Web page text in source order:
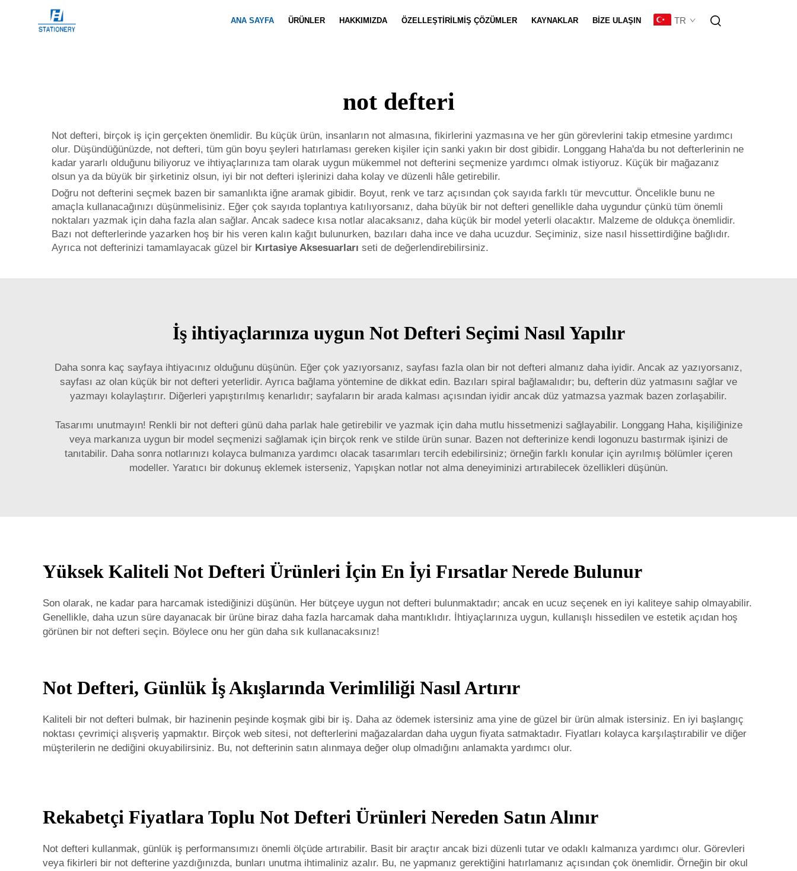
ANA SAYFA ÜRÜNLER HAKKIMIZDA ÖZELLEŞTIRILMIŞ ÇÖZÜMLER KAYNAKLAR BIZE ULAŞIN TR
not defteri
Not defteri, birçok iş için gerçekten önemlidir. Bu küçük ürün, insanların not almasına, fikirlerini yazmasına ve her gün görevlerini takip etmesine yardımcı
olur. Düşündüğünüzde, not defteri, tüm gün boyu şeyleri hatırlaması gereken kişiler için sanki yakın bir dost gibidir. Longgang Haha'da bu not defterlerinin ne
kadar yararlı olduğunu biliyoruz ve ihtiyaçlarınıza tam olarak uygun mükemmel not defterini seçmenize yardımcı olmak istiyoruz. Küçük bir mağazanız
olsun ya da büyük bir şirketiniz olsun, iyi bir not defteri işlerinizi daha kolay ve düzenli hâle getirebilir.
Doğru not defterini seçmek bazen bir samanlıkta iğne aramak gibidir. Boyut, renk ve tarz açısından çok sayıda farklı tür mevcuttur. Öncelikle bunu ne
amaçla kullanacağınızı düşünmelisiniz. Eğer çok sayıda toplantıya katılıyorsanız, daha büyük bir not defteri genellikle daha uygundur çünkü tüm önemli
noktaları yazmak için daha fazla alan sağlar. Ancak sadece kısa notlar alacaksanız, daha küçük bir model yeterli olacaktır. Malzeme de oldukça önemlidir.
Bazı not defterlerinde yazarken hoş bir his veren kalın kağıt bulunurken, bazıları daha ince ve daha ucuzdur. Seçiminiz, size nasıl hissettirdiğine bağlıdır.
Ayrıca not defterinizi tamamlayacak güzel bir Kırtasiye Aksesuarları seti de değerlendirebilirsiniz.
İş ihtiyaçlarınıza uygun Not Defteri Seçimi Nasıl Yapılır
Daha sonra kaç sayfaya ihtiyacınız olduğunu düşünün. Eğer çok yazıyorsanız, sayfası fazla olan bir not defteri almanız daha iyidir. Ancak az yazıyorsanız,
sayfası az olan küçük bir not defteri yeterlidir. Ayrıca bağlama yöntemine de dikkat edin. Bazıları spiral bağlамalıdır; bu, defterin düz yatmasını sağlar ve
yazmayı kolaylaştırır. Diğerleri yapıştırılmış kenarlıdır; sayfaların bir arada kalması açısından iyidir ancak düz yatmazsa yazmak bazen zorlaşabilir.
Tasarımı unutmayın! Renkli bir not defteri günü daha parlak hale getirebilir ve yazmak için daha mutlu hissetmenizi sağlayabilir. Longgang Haha, kişiliğinize
veya markanıza uygun bir model seçmenizi sağlamak için birçok renk ve stilde ürün sunar. Bazen not defterinize kendi logonuzu bastırmak işinizi de
tanıtabilir. Daha sonra notlarınızı kolayca bulmanıza yardımcı olacak tasarımları tercih edebilirsiniz; örneğin farklı konular için ayrılmış bölümler içeren
modeller. Yaratıcı bir dokunuş eklemek isterseniz, Yapışkan notlar not alma deneyiminizi artırabilecek özellikleri düşünün.
Yüksek Kaliteli Not Defteri Ürünleri İçin En İyi Fırsatlar Nerede Bulunur
Son olarak, ne kadar para harcamak istediğinizi düşünün. Her bütçeye uygun not defteri bulunmaktadır; ancak en ucuz seçenek en iyi kaliteye sahip olmayabilir.
Genellikle, daha uzun süre dayanacak bir ürüne biraz daha fazla harcamak daha mantıklıdır. İhtiyaçlarınıza uygun, kullanışlı hissedilen ve estetik açıdan hoş
görünen bir not defteri seçin. Böylece onu her gün daha sık kullanacaksınız!
Not Defteri, Günlük İş Akışlarında Verimliliği Nasıl Artırır
Kaliteli bir not defteri bulmak, bir hazinenin peşinde koşmak gibi bir iş. Daha az ödemek istersiniz ama yine de güzel bir ürün almak istersiniz. En iyi başlangıç
noktası çevrimiçi alışveriş yapmaktır. Birçok web sitesi, not defterlerini mağazalardan daha uygun fiyata satmaktadır. Fiyatları kolayca karşılaştırabilir ve diğer
müşterilerin ne dediğini okuyabilirsiniz. Bu, not defterinin satın alınmaya değer olup olmadığını anlamakta yardımcı olur.
Rekabetçi Fiyatlara Toplu Not Defteri Ürünleri Nereden Satın Alınır
Not defteri kullanmak, günlük iş performansımızı önemli ölçüde artırabilir. Basit bir araçtır ancak bizi düzenli tutar ve odaklı kalmanıza yardımcı olur. Görevleri
veya fikirleri bir not defterine yazdığınızda, bunları unutma ihtimaliniz azalır. Bu, ne yapmanız gerektiğini hatırlamanız açısından çok önemlidir. Örneğin bir okul